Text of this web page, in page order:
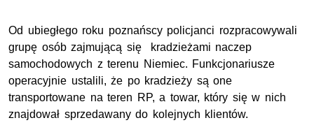
Od ubiegłego roku poznańscy policjanci rozpracowywali
grupę osób zajmującą się kradzieżami naczep
samochodowych z terenu Niemiec. Funkcjonariusze
operacyjnie ustalili, że po kradzieży są one
transportowane na teren RP, a towar, który się w nich
znajdował sprzedawany do kolejnych klientów.